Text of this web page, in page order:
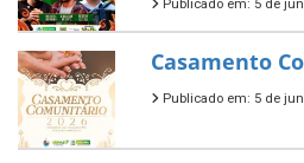
Publicado em: 5 de
Casamento
Publicado em: 5 de